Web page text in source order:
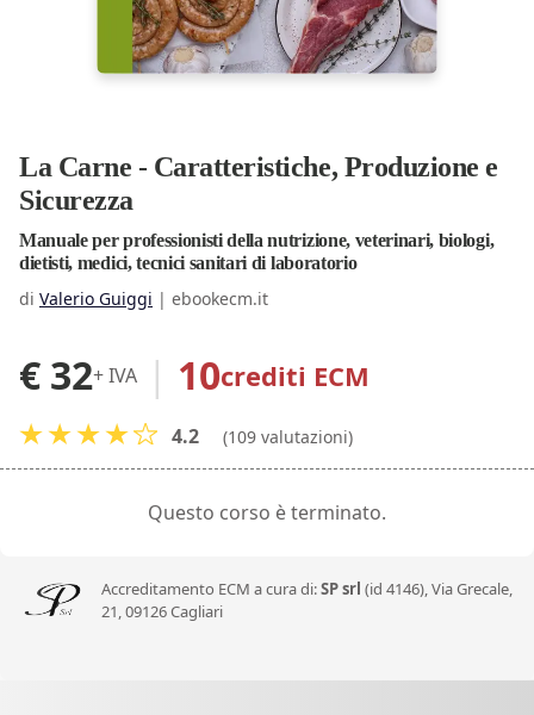
La Carne - Caratteristiche, Produzione e
Sicurezza
Manuale per professionisti della nutrizione, veterinari, biologi,
dietisti, medici, tecnici sanitari di laboratorio
di Valerio Guiggi | ebookecm.it
€ 32+ IVA | 10crediti ECM
4.2 (109 valutazioni)
Questo corso è terminato.
Accreditamento ECM a cura di:SP srl (id 4146), Via Grecale,
21, 09126 Cagliari